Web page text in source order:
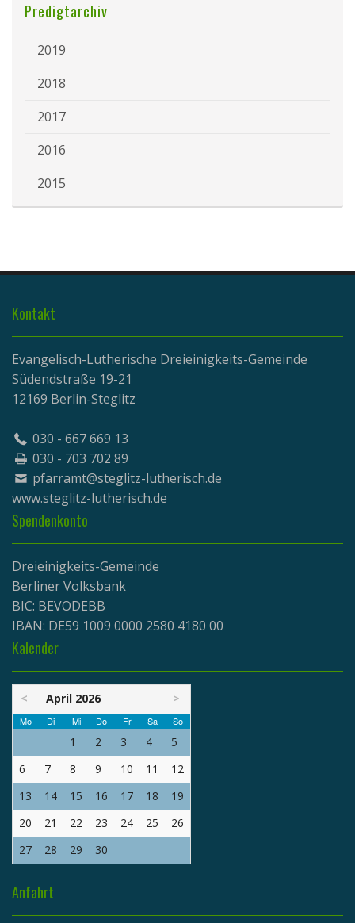
Predigtarchiv
2019
2018
2017
2016
2015
Kontakt
Evangelisch-Lutherische Dreieinigkeits-Gemeinde
Südendstraße 19-21
12169 Berlin-Steglitz
030 - 667 669 13
030 - 703 702 89
pfarramt@steglitz-lutherisch.de
www.steglitz-lutherisch.de
Spendenkonto
Dreieinigkeits-Gemeinde
Berliner Volksbank
BIC: BEVODEBB
IBAN: DE59 1009 0000 2580 4180 00
Kalender
< April 2026 >
Mo Di Mi Do Fr Sa So
1 2 3 4
5
6
7 8 9 10 11
12
13
14 15 16 17 18
19
20
21 22 23 24 25
26
27
28 29 30
Anfahrt